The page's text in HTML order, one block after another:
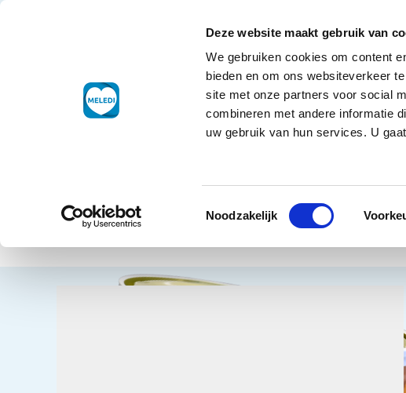
Deze website maakt gebruik van
We gebruiken cookies om content
bieden en om ons websiteverkeer
site met onze partners voor social
combineren met andere informatie
uw gebruik van hun services. U
Toestemmingsselectie
Noodzakelijk
Ga naar de inhoud
Droogwaren
Show
Terug naar overzicht
Home Droogwaren
Oliën/